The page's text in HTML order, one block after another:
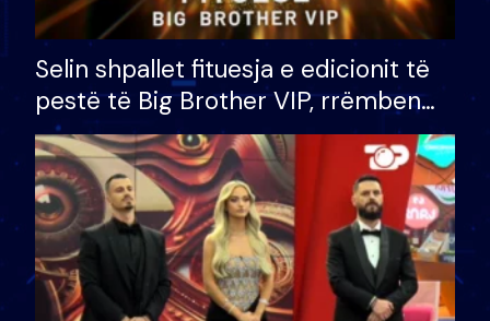
Selin shpallet fituesja e edicionit të
pestë të Big Brother VIP, rrëmben
çmimin e madh prej 100 mijë eurosh